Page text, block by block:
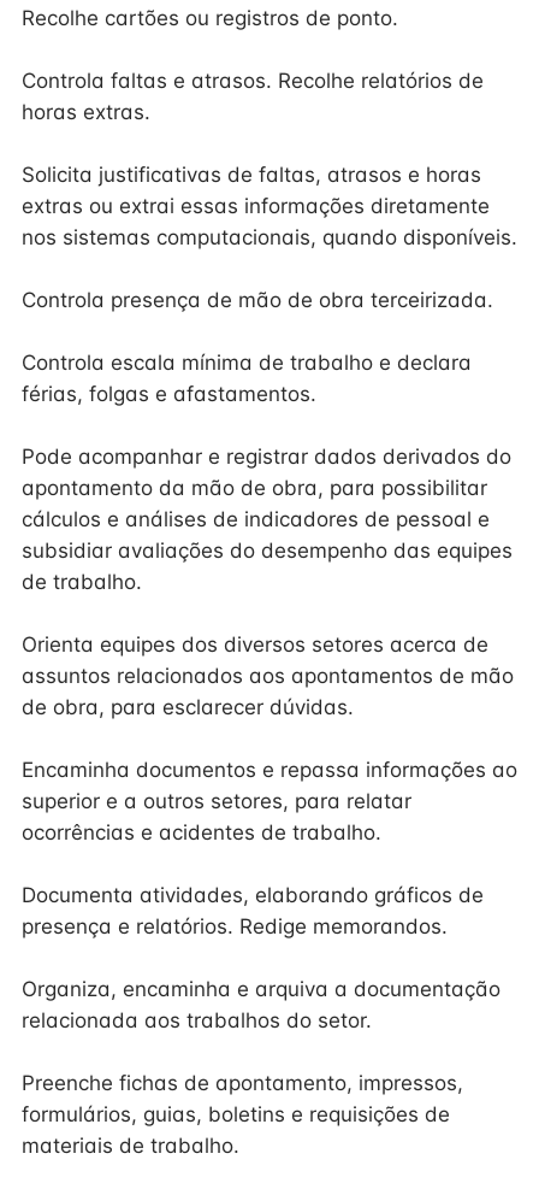
Recolhe cartões ou registros de ponto.
Controla faltas e atrasos. Recolhe relatórios de
horas extras.
Solicita justificativas de faltas, atrasos e horas
extras ou extrai essas informações diretamente
nos sistemas computacionais, quando disponíveis.
Controla presença de mão de obra terceirizada.
Controla escala mínima de trabalho e declara
férias, folgas e afastamentos.
Pode acompanhar e registrar dados derivados do
apontamento da mão de obra, para possibilitar
cálculos e análises de indicadores de pessoal e
subsidiar avaliações do desempenho das equipes
de trabalho.
Orienta equipes dos diversos setores acerca de
assuntos relacionados aos apontamentos de mão
de obra, para esclarecer dúvidas.
Encaminha documentos e repassa informações ao
superior e a outros setores, para relatar
ocorrências e acidentes de trabalho.
Documenta atividades, elaborando gráficos de
presença e relatórios. Redige memorandos.
Organiza, encaminha e arquiva a documentação
relacionada aos trabalhos do setor.
Preenche fichas de apontamento, impressos,
formulários, guias, boletins e requisições de
materiais de trabalho.